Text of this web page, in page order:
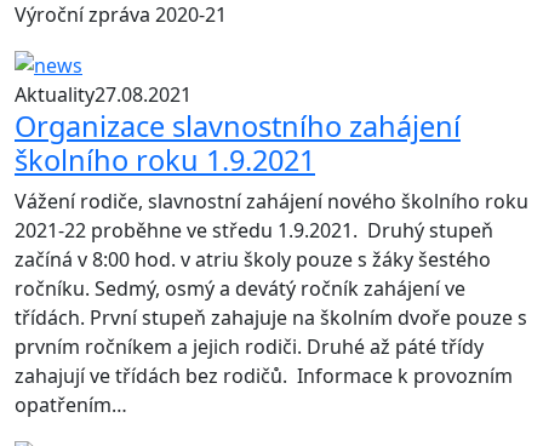
Výroční zpráva 2020-21
Aktuality27.08.2021
Organizace slavnostního zahájení
školního roku 1.9.2021
Vážení rodiče, slavnostní zahájení nového školního roku
2021-22 proběhne ve středu 1.9.2021. Druhý stupeň
začíná v 8:00 hod. v atriu školy pouze s žáky šestého
ročníku. Sedmý, osmý a devátý ročník zahájení ve
třídách. První stupeň zahajuje na školním dvoře pouze s
prvním ročníkem a jejich rodiči. Druhé až páté třídy
zahajují ve třídách bez rodičů. Informace k provozním
opatřením…